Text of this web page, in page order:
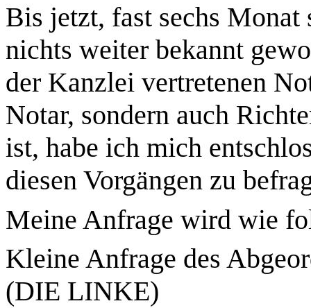
Bis jetzt, fast sechs Monat
nichts weiter bekannt
der Kanzlei vertretenen
Notar, sondern auch
ist, habe ich mich
diesen Vorgängen zu
Meine Anfrage wird wie
Kleine Anfrage des
(DIE LINKE)